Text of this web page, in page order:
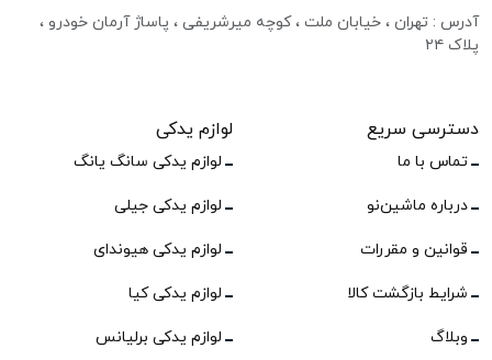
آدرس : تهران ، خیابان ملت ، کوچه میرشریفی ، پاساژ آرمان خودرو ،
پلاک ۲۴
دسترسی سریع
تماس با ما
درباره ماشین‌نو
قوانین و مقررات
شرایط بازگشت کالا
وبلاگ
لوازم یدکی
لوازم یدکی سانگ یانگ
لوازم یدکی جیلی
لوازم یدکی هیوندای
لوازم یدکی کیا
لوازم یدکی برلیانس